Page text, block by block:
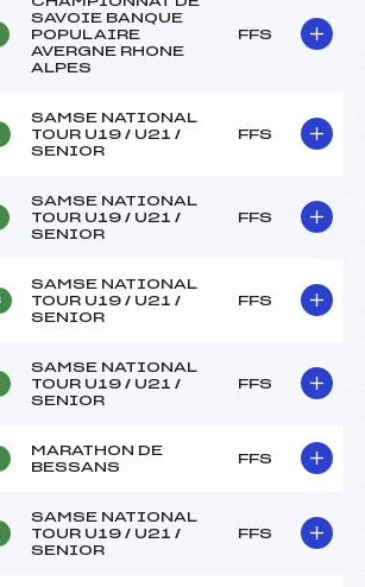
SAVOIE BANQUE
POPULAIRE
AVERGNE RHONE
ALPES
FFS
SAMSE NATIONAL
TOUR U19 / U21 /
SENIOR
FFS
SAMSE NATIONAL
TOUR U19 / U21 /
SENIOR
FFS
SAMSE NATIONAL
TOUR U19 / U21 /
SENIOR
FFS
SAMSE NATIONAL
TOUR U19 / U21 /
SENIOR
FFS
MARATHON DE
BESSANS
FFS
SAMSE NATIONAL
TOUR U19 / U21 /
SENIOR
FFS